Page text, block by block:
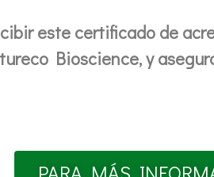
este certificado de
Bioscience, y